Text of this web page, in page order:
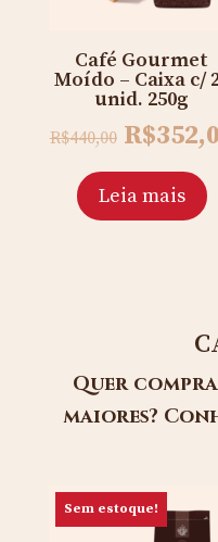
Café Gourmet
Moído – Caixa c/
unid. 250g
R$440,00 Original
price
was:
R$440,00.
R$
Leia mais
Quer
maiores?
Sem estoque!